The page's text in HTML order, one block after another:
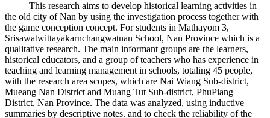
This research aims to develop historical learning activities in
the old city of Nan by using the investigation process together with
the game conception concept. For students in Mathayom 3,
Srisawatwittayakarnchangwatnan School, Nan Province which is a
qualitative research. The main informant groups are the learners,
historical educators, and a group of teachers who has experience in
teaching and learning management in schools, totaling 45 people,
with the research area scopes, which are Nai Wiang Sub-district,
Mueang Nan District and Muang Tut Sub-district, PhuPiang
District, Nan Province. The data was analyzed, using inductive
summaries by descriptive notes. and to check the reliability of the